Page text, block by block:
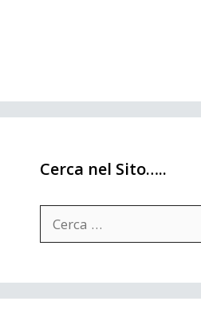
Cerca nel Sito…..
per: